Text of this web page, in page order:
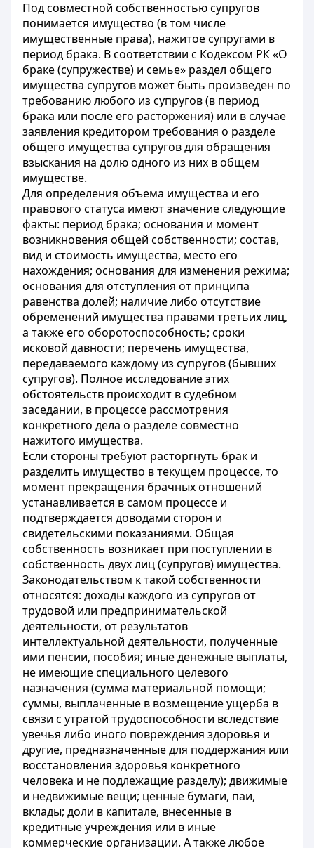
Под совместной собственностью супругов
понимается имущество (в том числе
имущественные права), нажитое супругами в
период брака. В соответствии с Кодексом РК «О
браке (супружестве) и семье» раздел общего
имущества супругов может быть произведен по
требованию любого из супругов (в период
брака или после его расторжения) или в случае
заявления кредитором требования о разделе
общего имущества супругов для обращения
взыскания на долю одного из них в общем
имуществе.
Для определения объема имущества и его
правового статуса имеют значение следующие
факты: период брака; основания и момент
возникновения общей собственности; состав,
вид и стоимость имущества, место его
нахождения; основания для изменения режима;
основания для отступления от принципа
равенства долей; наличие либо отсутствие
обременений имущества правами третьих лиц,
а также его оборотоспособность; сроки
исковой давности; перечень имущества,
передаваемого каждому из супругов (бывших
супругов). Полное исследование этих
обстоятельств происходит в судебном
заседании, в процессе рассмотрения
конкретного дела о разделе совместно
нажитого имущества.
Если стороны требуют расторгнуть брак и
разделить имущество в текущем процессе, то
момент прекращения брачных отношений
устанавливается в самом процессе и
подтверждается доводами сторон и
свидетельскими показаниями. Общая
собственность возникает при поступлении в
собственность двух лиц (супругов) имущества.
Законодательством к такой собственности
относятся: доходы каждого из супругов от
трудовой или предпринимательской
деятельности, от результатов
интеллектуальной деятельности, полученные
ими пенсии, пособия; иные денежные выплаты,
не имеющие специального целевого
назначения (сумма материальной помощи;
суммы, выплаченные в возмещение ущерба в
связи с утратой трудоспособности вследствие
увечья либо иного повреждения здоровья и
другие, предназначенные для поддержания или
восстановления здоровья конкретного
человека и не подлежащие разделу); движимые
и недвижимые вещи; ценные бумаги, паи,
вклады; доли в капитале, внесенные в
кредитные учреждения или в иные
коммерческие организации. А также любое